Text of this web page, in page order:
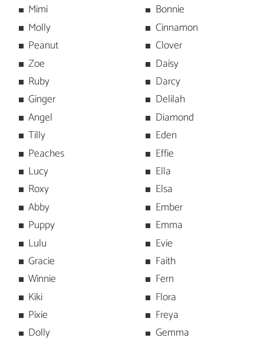
Mimi
Molly
Peanut
Zoe
Ruby
Ginger
Angel
Tilly
Peaches
Lucy
Roxy
Abby
Puppy
Lulu
Gracie
Winnie
Kiki
Pixie
Dolly
Bonnie
Cinnamon
Clover
Daisy
Darcy
Delilah
Diamond
Eden
Effie
Ella
Elsa
Ember
Emma
Evie
Faith
Fern
Flora
Freya
Gemma